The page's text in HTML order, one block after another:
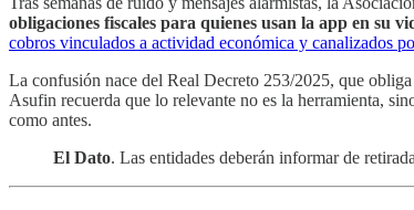
obligaciones fiscales para quienes usan la app en su
cobros vinculados a actividad económica y canalizados
La confusión nace del Real Decreto 253/2025, que
Asufin recuerda que lo relevante no es la herramienta,
como antes.
El Dato. Las entidades deberán informar de